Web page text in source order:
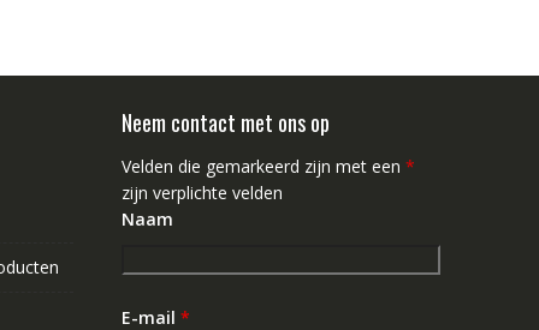
Neem contact met ons op
Velden die gemarkeerd zijn met een *
zijn verplichte velden
Naam
E-mail *